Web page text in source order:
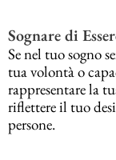
Sognare di
Se nel tuo sogno
tua volontà o
rappresentare la
riflettere il tuo
persone.